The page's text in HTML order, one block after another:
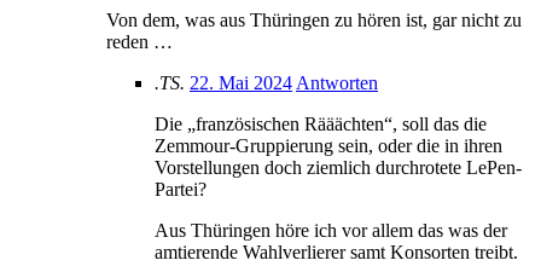
Von dem, was aus Thüringen zu hören ist, gar nicht zu
reden …
.TS. 22. Mai 2024 Antworten
Die „französischen Rääächten“, soll das die
Zemmour-Gruppierung sein, oder die in ihren
Vorstellungen doch ziemlich durchrotete LePen-
Partei?
Aus Thüringen höre ich vor allem das was der
amtierende Wahlverlierer samt Konsorten treibt.